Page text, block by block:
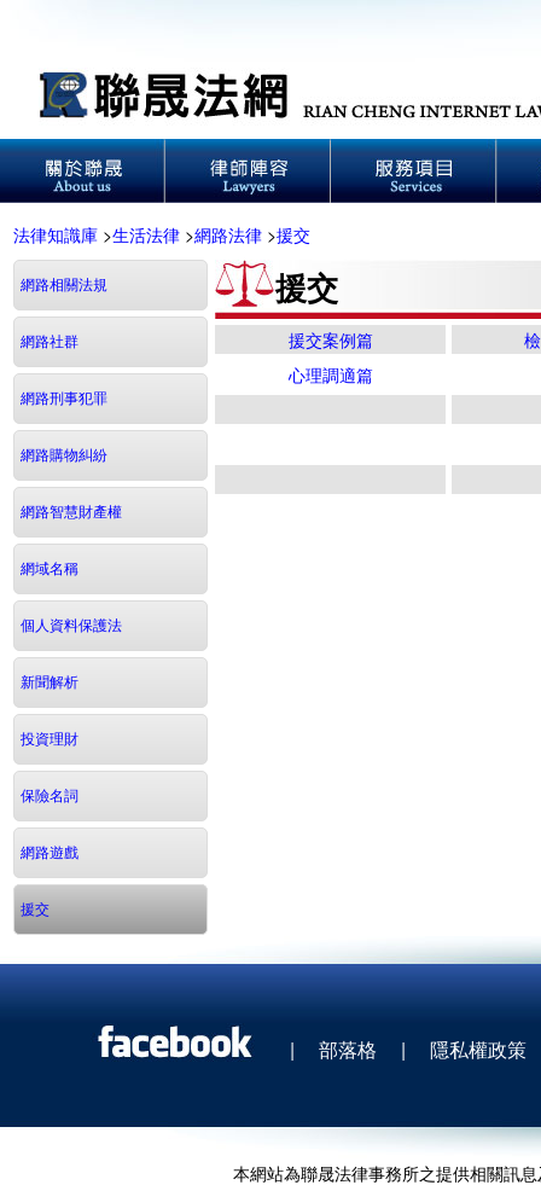
法律知識庫 >生活法律 >網路法律 >援交
網路相關法規
網路社群
網路刑事犯罪
網路購物糾紛
網路智慧財產權
網域名稱
個人資料保護法
新聞解析
投資理財
保險名詞
網路遊戲
援交
援交
援交案例篇
心理調適篇
| 部落格 | 隱私權政策
本網站為聯晟法律事務所之提供相關訊